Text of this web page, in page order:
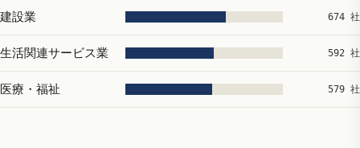
建設業 674 社
生活関連サービス業 592 社
医療・福祉 579 社